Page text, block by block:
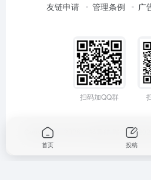
友链申请 管理条例 广
扫码加QQ群
Copyright © 2026 鄂ICP备
首页 投稿